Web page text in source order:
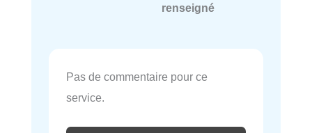
renseigné
Pas de commentaire pour ce
service.